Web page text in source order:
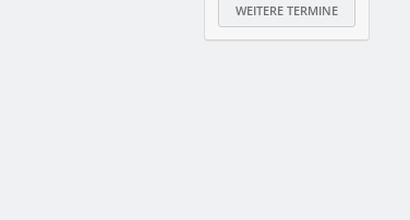
WEITERE TERMINE